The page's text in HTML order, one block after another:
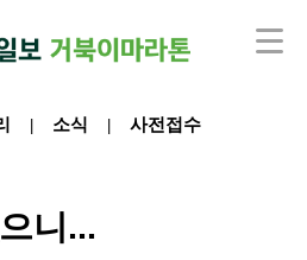
소식 사전접수
니...